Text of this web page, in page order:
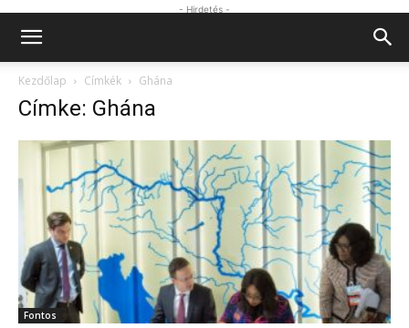
- Hirdetés -
Kezdőlap Címkék Ghána
Címke: Ghána
Fontos